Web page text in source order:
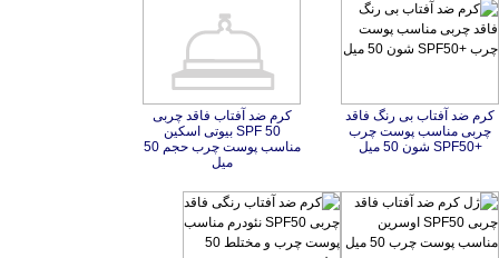
کرم ضد آفتاب بی رنگ فاقد
چربی مناسب پوست چرب
+SPF50 شون 50 میل
کرم ضد آفتاب فاقد چربی
SPF 50 بیوتی اسکین
مناسب پوست چرب حجم 50
میل